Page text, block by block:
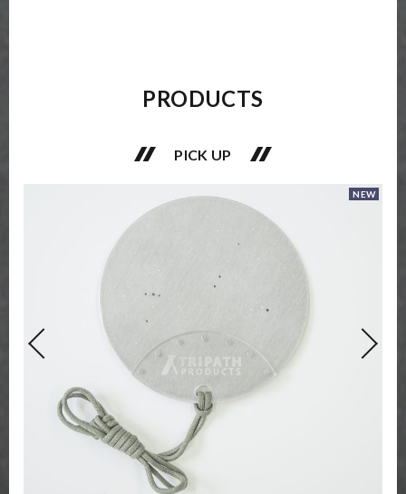
PRODUCTS
PICK UP
NEW